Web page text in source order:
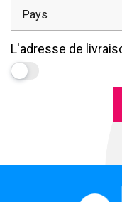
L'adresse de